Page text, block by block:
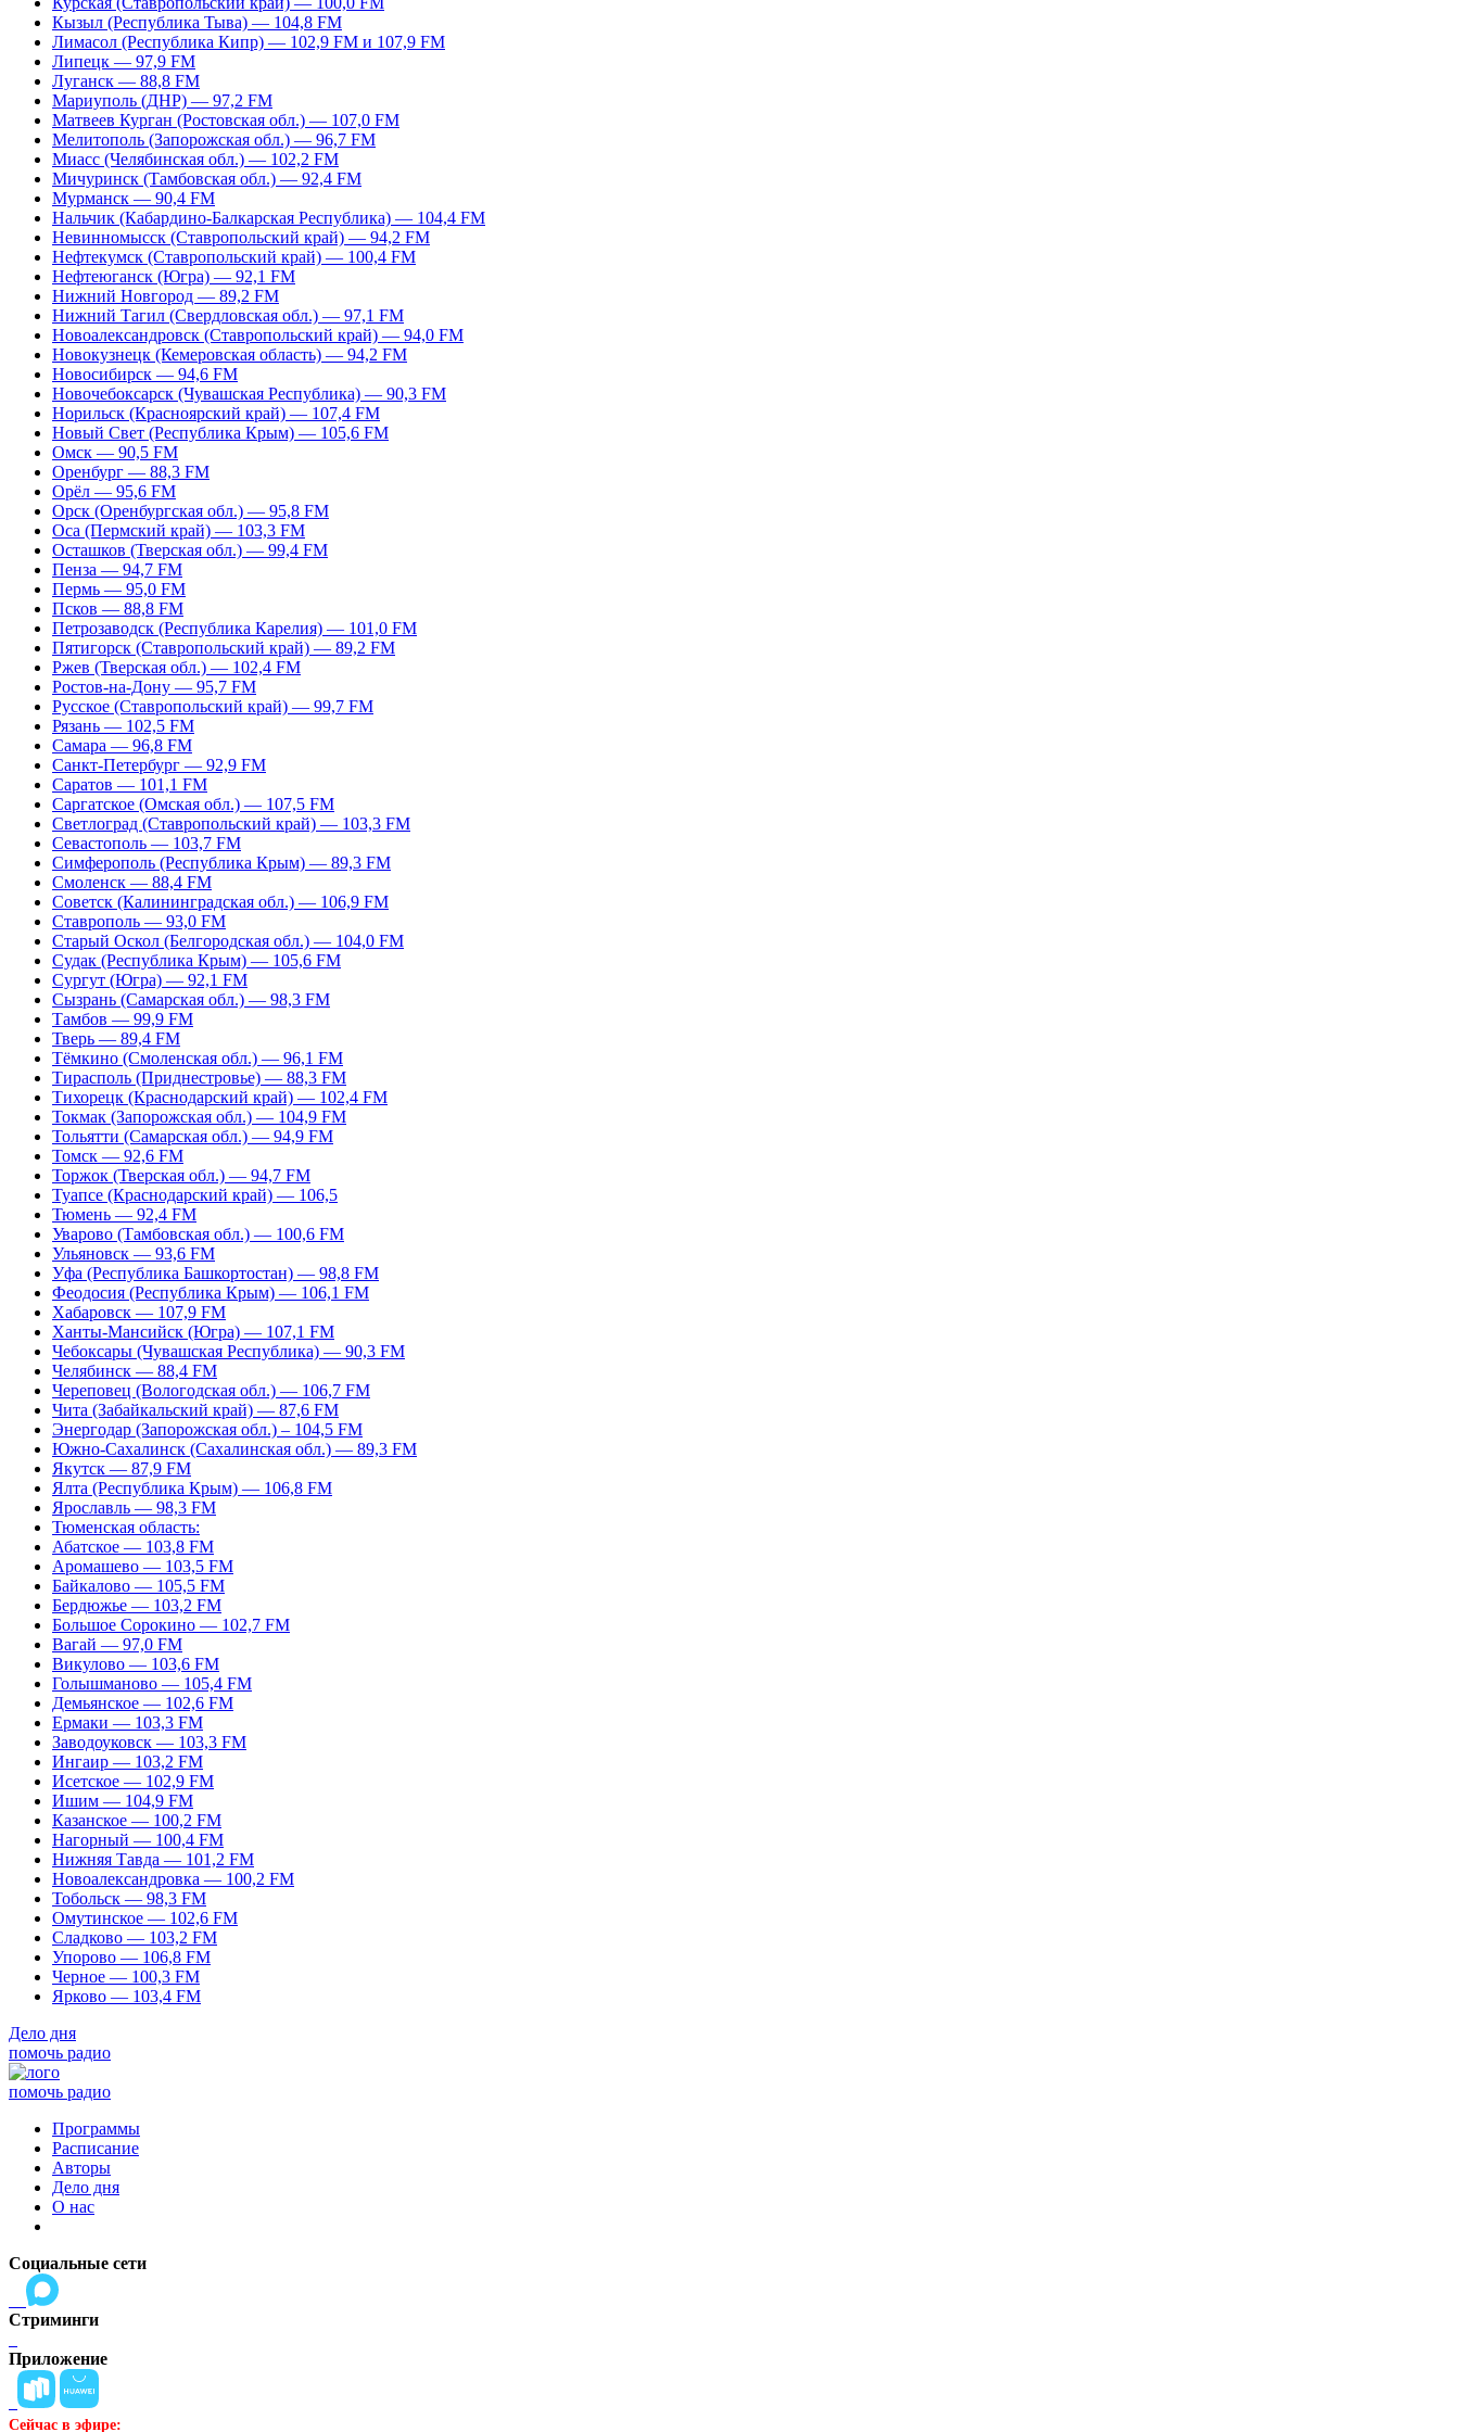
Кызыл (Республика Тыва) — 104,8 FM
Лимасол (Республика Кипр) — 102,9 FM и 107,9 FM
Липецк — 97,9 FM
Луганск — 88,8 FM
Мариуполь (ДНР) — 97,2 FM
Матвеев Курган (Ростовская обл.) — 107,0 FM
Мелитополь (Запорожская обл.) — 96,7 FM
Миасс (Челябинская обл.) — 102,2 FM
Мичуринск (Тамбовская обл.) — 92,4 FM
Мурманск — 90,4 FM
Нальчик (Кабардино-Балкарская Республика) — 104,4 FM
Невинномысск (Ставропольский край) — 94,2 FM
Нефтекумск (Ставропольский край) — 100,4 FM
Нефтеюганск (Югра) — 92,1 FM
Нижний Новгород — 89,2 FM
Нижний Тагил (Свердловская обл.) — 97,1 FM
Новоалександровск (Ставропольский край) — 94,0 FM
Новокузнецк (Кемеровская область) — 94,2 FM
Новосибирск — 94,6 FM
Новочебоксарск (Чувашская Республика) — 90,3 FM
Норильск (Красноярский край) — 107,4 FM
Новый Свет (Республика Крым) — 105,6 FM
Омск — 90,5 FM
Оренбург — 88,3 FM
Орёл — 95,6 FM
Орск (Оренбургская обл.) — 95,8 FM
Оса (Пермский край) — 103,3 FM
Осташков (Тверская обл.) — 99,4 FM
Пенза — 94,7 FM
Пермь — 95,0 FM
Псков — 88,8 FM
Петрозаводск (Республика Карелия) — 101,0 FM
Пятигорск (Ставропольский край) — 89,2 FM
Ржев (Тверская обл.) — 102,4 FM
Ростов-на-Дону — 95,7 FM
Русское (Ставропольский край) — 99,7 FM
Рязань — 102,5 FM
Самара — 96,8 FM
Санкт-Петербург — 92,9 FM
Саратов — 101,1 FM
Саргатское (Омская обл.) — 107,5 FM
Светлоград (Ставропольский край) — 103,3 FM
Севастополь — 103,7 FM
Симферополь (Республика Крым) — 89,3 FM
Смоленск — 88,4 FM
Советск (Калининградская обл.) — 106,9 FM
Ставрополь — 93,0 FM
Старый Оскол (Белгородская обл.) — 104,0 FM
Судак (Республика Крым) — 105,6 FM
Сургут (Югра) — 92,1 FM
Сызрань (Самарская обл.) — 98,3 FM
Тамбов — 99,9 FM
Тверь — 89,4 FM
Тёмкино (Смоленская обл.) — 96,1 FM
Тирасполь (Приднестровье) — 88,3 FM
Тихорецк (Краснодарский край) — 102,4 FM
Токмак (Запорожская обл.) — 104,9 FM
Тольятти (Самарская обл.) — 94,9 FM
Томск — 92,6 FM
Торжок (Тверская обл.) — 94,7 FM
Туапсе (Краснодарский край) — 106,5
Тюмень — 92,4 FM
Уварово (Тамбовская обл.) — 100,6 FM
Ульяновск — 93,6 FM
Уфа (Республика Башкортостан) — 98,8 FM
Феодосия (Республика Крым) — 106,1 FM
Хабаровск — 107,9 FM
Ханты-Мансийск (Югра) — 107,1 FM
Чебоксары (Чувашская Республика) — 90,3 FM
Челябинск — 88,4 FM
Череповец (Вологодская обл.) — 106,7 FM
Чита (Забайкальский край) — 87,6 FM
Энергодар (Запорожская обл.) – 104,5 FM
Южно-Сахалинск (Сахалинская обл.) — 89,3 FM
Якутск — 87,9 FM
Ялта (Республика Крым) — 106,8 FM
Ярославль — 98,3 FM
Тюменская область:
Абатское — 103,8 FM
Аромашево — 103,5 FM
Байкалово — 105,5 FM
Бердюжье — 103,2 FM
Большое Сорокино — 102,7 FM
Вагай — 97,0 FM
Викулово — 103,6 FM
Голышманово — 105,4 FM
Демьянское — 102,6 FM
Ермаки — 103,3 FM
Заводоуковск — 103,3 FM
Ингаир — 103,2 FM
Исетское — 102,9 FM
Ишим — 104,9 FM
Казанское — 100,2 FM
Нагорный — 100,4 FM
Нижняя Тавда — 101,2 FM
Новоалександровка — 100,2 FM
Тобольск — 98,3 FM
Омутинское — 102,6 FM
Сладково — 103,2 FM
Упорово — 106,8 FM
Черное — 100,3 FM
Ярково — 103,4 FM
Дело дня
помочь радио
помочь радио
Программы
Расписание
Авторы
Дело дня
О нас
Социальные сети
Стриминги
Приложение
Сейчас в эфире: